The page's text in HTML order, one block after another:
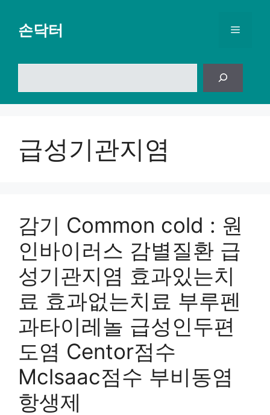
손닥터 메
뉴
급성기관지염
감기 Common cold : 원
인바이러스 감별질환 급
성기관지염 효과있는치
료 효과없는치료 부루펜
과타이레놀 급성인두편
도염 Centor점수
Mclsaac점수 부비동염
항생제